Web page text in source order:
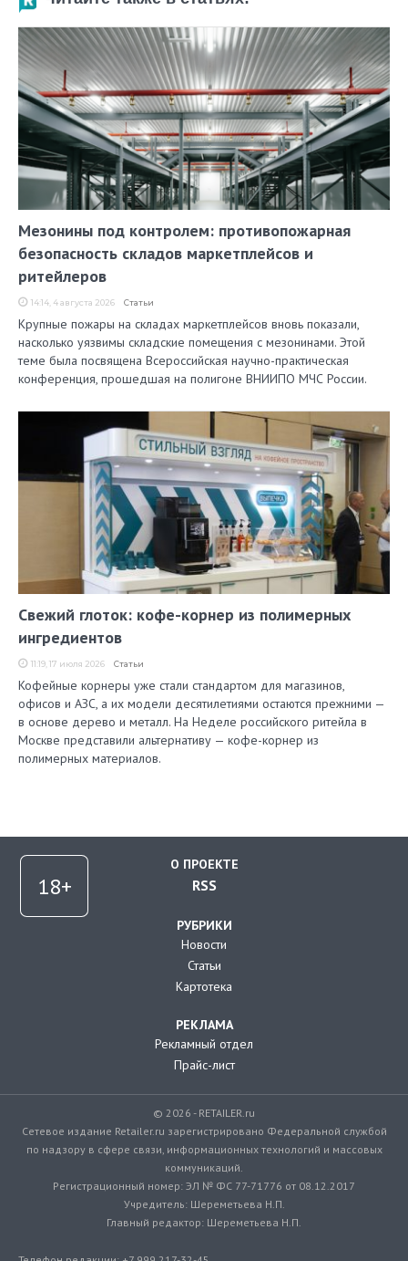
Мезонины под контролем: противопожарная
безопасность складов маркетплейсов и
ритейлеров
14:14, 4 августа 2026 Статьи
Крупные пожары на складах маркетплейсов вновь показали,
насколько уязвимы складские помещения с мезонинами. Этой
теме была посвящена Всероссийская научно-практическая
конференция, прошедшая на полигоне ВНИИПО МЧС России.
Свежий глоток: кофе-корнер из полимерных
ингредиентов
11:19, 17 июля 2026 Статьи
Кофейные корнеры уже стали стандартом для магазинов,
офисов и АЗС, а их модели десятилетиями остаются прежними —
в основе дерево и металл. На Неделе российского ритейла в
Москве представили альтернативу — кофе-корнер из
полимерных материалов.
О ПРОЕКТЕ
RSS
РУБРИКИ
Новости
Статьи
Картотека
РЕКЛАМА
Рекламный отдел
Прайс-лист
© 2026 - RETAILER.ru
Сетевое издание Retailer.ru зарегистрировано Федеральной службой
по надзору в сфере связи, информационных технологий и массовых
коммуникаций.
Регистрационный номер: ЭЛ № ФС 77-71776 от 08.12.2017
Учредитель: Шереметьева Н.П.
Главный редактор: Шереметьева Н.П.